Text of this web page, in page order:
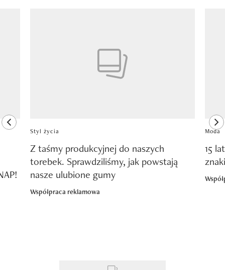
previous element
Styl życia
Z taśmy produkcyjnej do naszych
torebek. Sprawdziliśmy, jak powstają
nasze ulubione gumy
Współpraca reklamowa
Moda
15